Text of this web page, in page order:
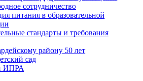
сотрудничество
питания в образовательной
стандарты и требования
району 50 лет
сад
ИПРА